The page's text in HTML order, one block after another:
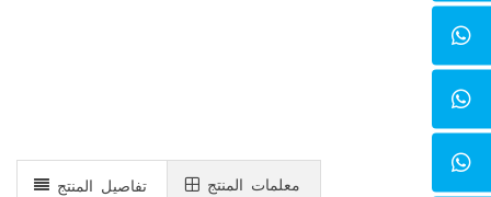
تفاصيل المنتج معلمات المنتج